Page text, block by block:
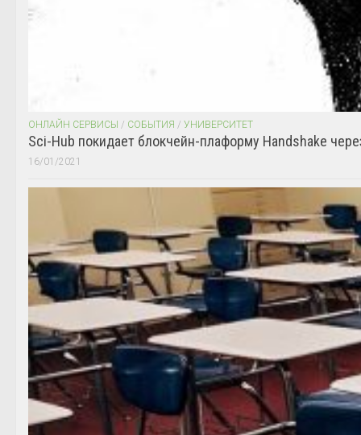
ОНЛАЙН СЕРВИСЫ / СОБЫТИЯ / УНИВЕРСИТЕТ
Sci-Hub покидает блокчейн-плаформу Handshake
16/01/2021